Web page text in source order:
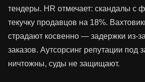
тендеры. HR отмечает: скандалы с
текучку продавцов на 18%.
страдают косвенно — задержки из-
заказов. Аутсорсинг репутации под
ничтожны, суды не защищают.